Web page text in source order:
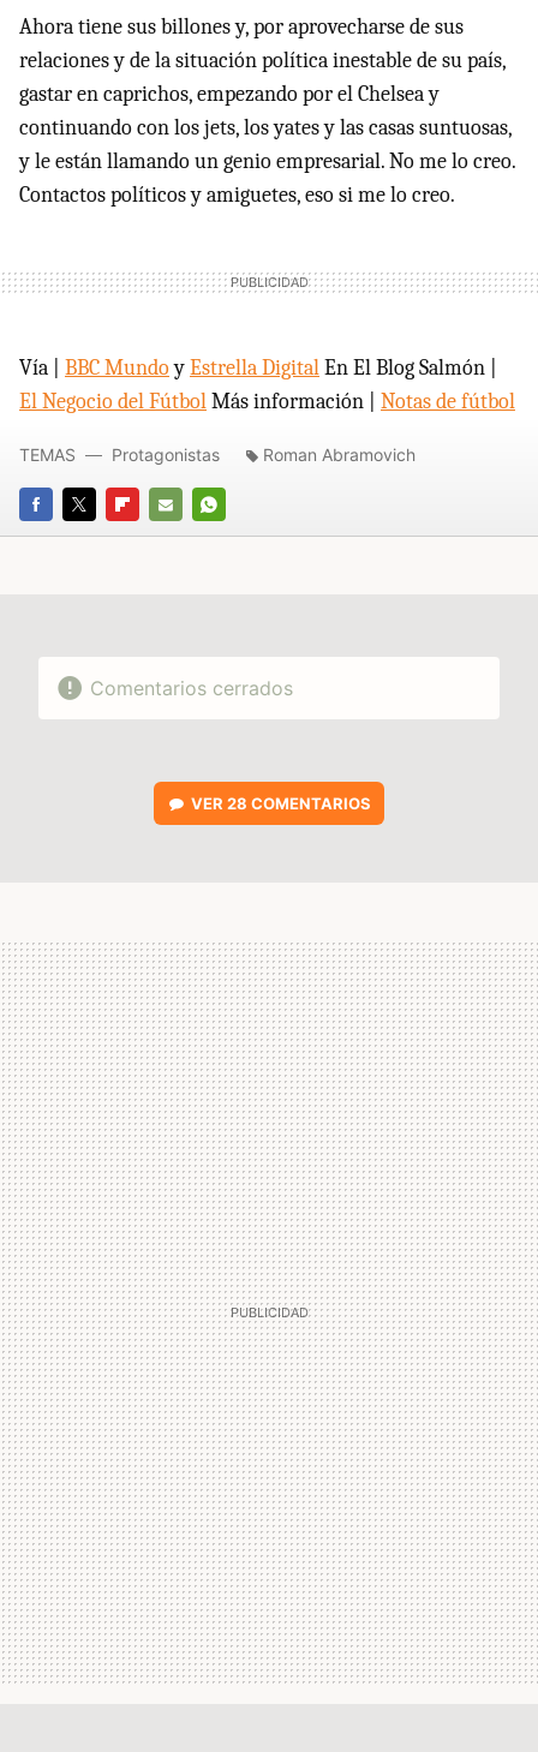
Ahora tiene sus billones y, por aprovecharse de sus
relaciones y de la situación política inestable de su país,
gastar en caprichos, empezando por el Chelsea y
continuando con los jets, los yates y las casas suntuosas,
y le están llamando un genio empresarial. No me lo creo.
Contactos políticos y amiguetes, eso si me lo creo.
Vía | BBC MundoyEstrella DigitalEn El Blog Salmón |
El Negocio del FútbolMás información | Notas de fútbol
FACEBOOK
TWITTERFLIPBOARD
E-
WHATSAPP
TEMAS Protagonistas Roman Abramovich
Comentarios cerrados
VER 28 COMENTARIOS